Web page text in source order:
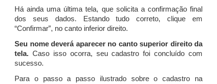
Há ainda uma última tela, que solicita a confirmação final
dos seus dados. Estando tudo correto, clique em
“Confirmar”, no canto inferior direito.
Seu nome deverá aparecer no canto superior direito da
tela. Caso isso ocorra, seu cadastro foi concluído com
sucesso.
Para o passo a passo ilustrado sobre o cadastro na